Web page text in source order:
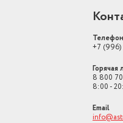
Телефон
+7
Горячая
8 800
8:00 -
Email